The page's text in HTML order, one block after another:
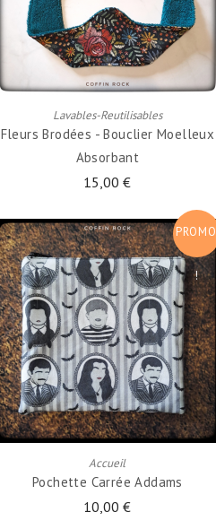
Lavables-Reutilisables
Fleurs Brodées - Bouclier Moelleux
Absorbant
15,00 €
AJOUTER AU PANIER
PROMO
!
Accueil
Pochette Carrée Addams
10,00 €
AJOUTER AU PANIER